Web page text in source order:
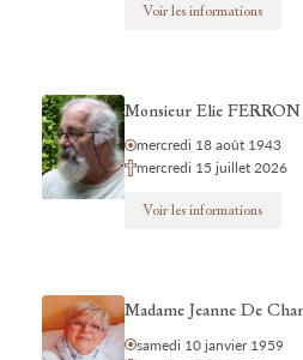
Voir les informations
Monsieur Elie FERRON
mercredi 18 août 1943
mercredi 15 juillet 2026
Voir les informations
Madame Jeanne De
samedi 10 janvier 1959